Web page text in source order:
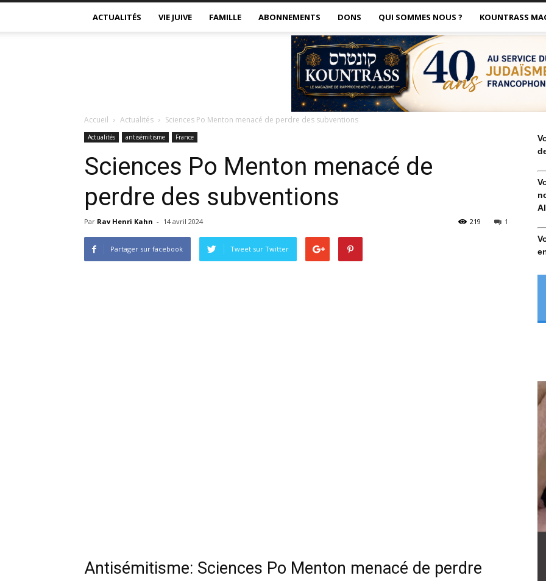
ACTUALITÉS VIE JUIVE FAMILLE ABONNEMENTS DONS QUI SOMMES NOUS ? KOUNTRASS
Accueil Actualités Sciences Po Menton menacé de perdre des subventions
Actualités antisémitisme France
Sciences Po Menton menacé de
perdre des subventions
Par Rav Henri Kahn - 14 avril 2024 1
219
Partager sur facebook Tweet sur Twitter
Antisémitisme: Sciences Po Menton menacé de perdre